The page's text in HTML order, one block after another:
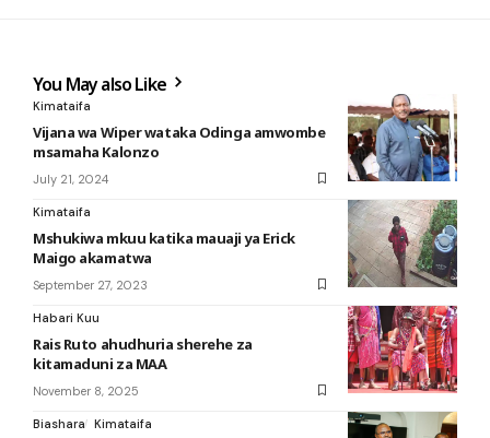
You May also Like
Kimataifa
Vijana wa Wiper wataka Odinga amwombe
msamaha Kalonzo
July 21, 2024
Kimataifa
Mshukiwa mkuu katika mauaji ya Erick
Maigo akamatwa
September 27, 2023
Habari Kuu
Rais Ruto ahudhuria sherehe za
kitamaduni za MAA
November 8, 2025
Biashara Kimataifa